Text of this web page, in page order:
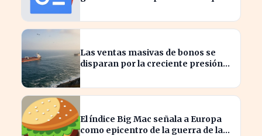
Las ventas masivas de bonos se
disparan por la creciente presión
El índice Big Mac señala a Europa
como epicentro de la guerra de la